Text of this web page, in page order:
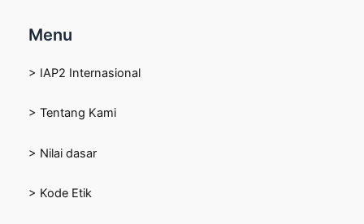
Menu
> IAP2 Internasional
> Tentang Kami
> Nilai dasar
> Kode Etik